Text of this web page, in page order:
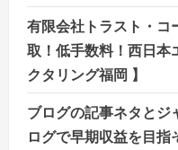
有限会社トラスト・コ
取！低手数料！西日本
クタリング福岡 】
ブログの記事ネタと
ログで早期収益を目指